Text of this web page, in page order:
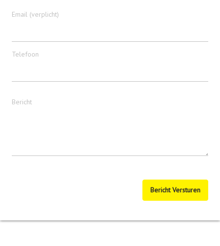
Email (verplicht)
Telefoon
Bericht
Bericht Versturen